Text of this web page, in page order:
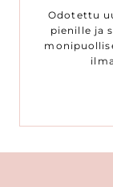
Odotettu
pienille ja